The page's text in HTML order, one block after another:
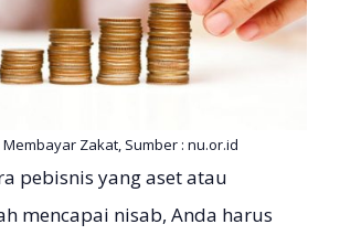
Zakat, Sumber : nu.or.id
pebisnis yang aset atau
mencapai nisab, Anda harus